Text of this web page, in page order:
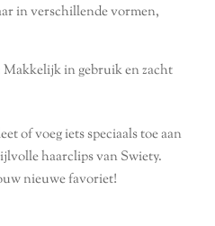
in verschillende vormen,
Makkelijk in gebruik en zacht
of voeg iets speciaals toe aan
haarclips van Swiety.
nieuwe favoriet!